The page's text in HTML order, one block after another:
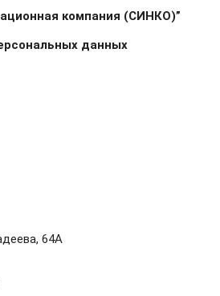
компания (СИНКО)”
данных
64А